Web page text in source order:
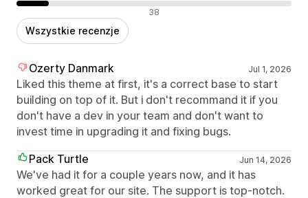
Negatywne recenzje 38
Wszystkie recenzje
Ozerty Danmark Jul 1, 2026
Liked this theme at first, it's a correct base to start
building on top of it. But i don't recommand it if you
don't have a dev in your team and don't want to
invest time in upgrading it and fixing bugs.
Pack Turtle
Jun 14, 2026
We've had it for a couple years now, and it has
worked great for our site. The support is top-notch.